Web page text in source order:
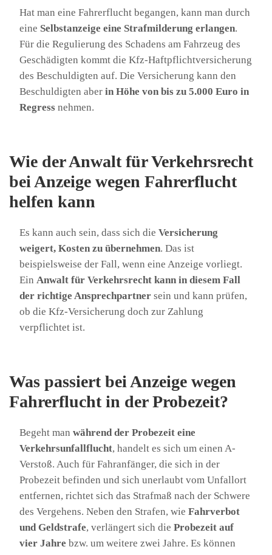
Hat man eine Fahrerflucht begangen, kann man durch
eine Selbstanzeige eine Strafmilderung erlangen.
Für die Regulierung des Schadens am Fahrzeug des
Geschädigten kommt die Kfz-Haftpflichtversicherung
des Beschuldigten auf. Die Versicherung kann den
Beschuldigten aber in Höhe von bis zu 5.000 Euro in
Regress nehmen.
Wie der Anwalt für Verkehrsrecht
bei Anzeige wegen Fahrerflucht
helfen kann
Es kann auch sein, dass sich die Versicherung
weigert, Kosten zu übernehmen. Das ist
beispielsweise der Fall, wenn eine Anzeige vorliegt.
Ein Anwalt für Verkehrsrecht kann in diesem Fall
der richtige Ansprechpartner sein und kann prüfen,
ob die Kfz-Versicherung doch zur Zahlung
verpflichtet ist.
Was passiert bei Anzeige wegen
Fahrerflucht in der Probezeit?
Begeht man während der Probezeit eine
Verkehrsunfallflucht, handelt es sich um einen A-
Verstoß. Auch für Fahranfänger, die sich in der
Probezeit befinden und sich unerlaubt vom Unfallort
entfernen, richtet sich das Strafmaß nach der Schwere
des Vergehens. Neben den Strafen, wie Fahrverbot
und Geldstrafe, verlängert sich die Probezeit auf
vier Jahre bzw. um weitere zwei Jahre. Es können